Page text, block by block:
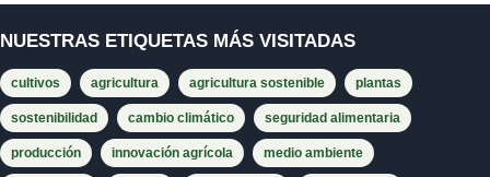
NUESTRAS ETIQUETAS MÁS VISITADAS
cultivos agricultura agricultura sostenible plantas
sostenibilidad cambio climático seguridad alimentaria
producción innovación agrícola medio ambiente